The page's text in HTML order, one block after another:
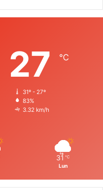
27 ℃
31º - 27º
83%
3.32 km/h
31 ℃
Lun